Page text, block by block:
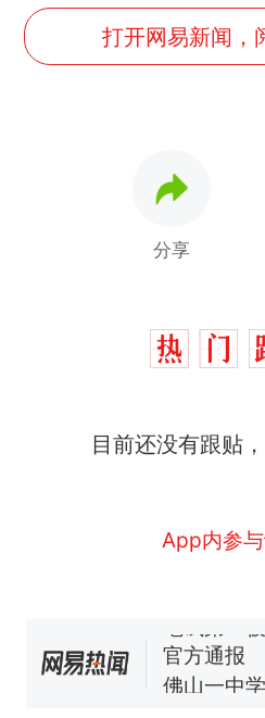
打开网易新闻，
分享
目前还没有跟贴
App内参
因老师一句
协会回应
美国渔民
回大海 目
佛山一中
试前13名